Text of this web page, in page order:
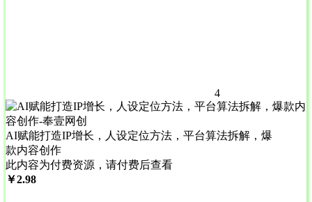
4
AI赋能打造IP增长，人设定位方法，平台算法拆解，爆
款内容创作
此内容为付费资源，请付费后查看
￥2.98